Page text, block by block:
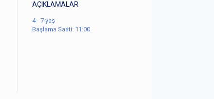
AÇIKLAMALAR
4 - 7 yaş
Başlama Saati: 11:00